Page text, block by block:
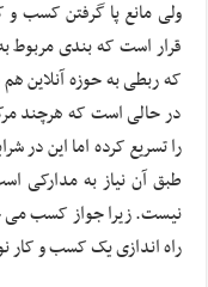
ولی مانع پا گرفتن کسب و
قرار است که بندی مربوط
که ربطی به حوزه آنلاین
در حالی است که هرچند
را تسریع کرده اما این در
طبق آن نیاز به مدارکی
نیست. زیرا جواز کسب می
راه اندازی یک کسب و